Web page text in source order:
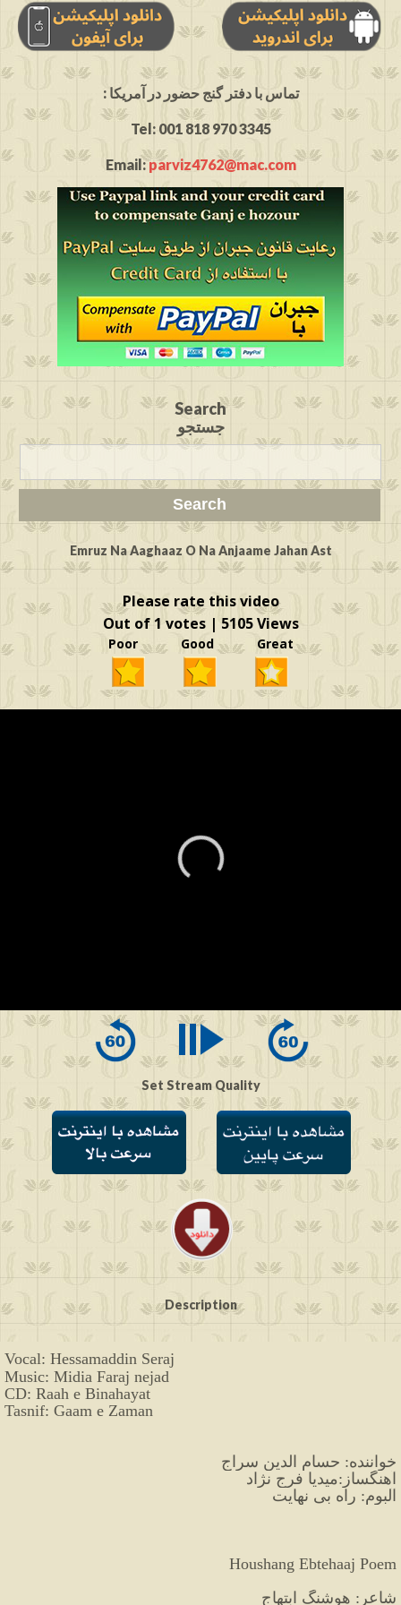
: تماس با دفتر گنج حضور در آمریکا
Tel: 001 818 970 3345
Email:parviz4762@mac.com
Search
جستجو
Emruz Na Aaghaaz O Na Anjaame Jahan Ast
Please rate this video
Out of 1 votes | 5105 Views
Poor Good Great
seconds
0
Set Stream Quality
Description
Vocal: Hessamaddin Seraj
Music: Midia Faraj nejad
CD: Raah e Binahayat
Tasnif: Gaam e Zaman
خواننده: حسام الدین سراج
آهنگساز:‌میدیا فرج نژاد
آلبوم: راه بی نهایت
Houshang Ebtehaaj Poem
شاعر: هوشنگ ابتهاج